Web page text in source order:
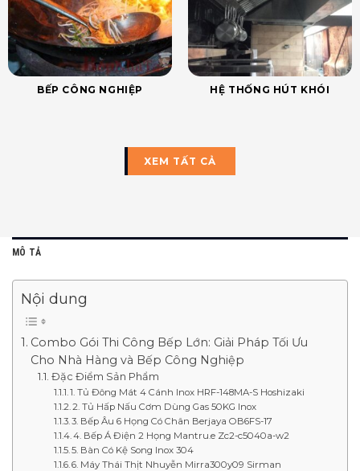
BẾP CÔNG NGHIỆP HỆ THỐNG HÚT KHÓI
XEM TẤT CẢ
MÔ TẢ
Nội dung
Combo Gói Thi Công Bếp Lớn: Giải Pháp Tối Ưu
Cho Nhà Hàng và Bếp Công Nghiệp
Đặc Điểm Sản Phẩm
1. Tủ Đông Mát 4 Cánh Inox HRF-148MA-S Hoshizaki
2. Tủ Hấp Nấu Cơm Dùng Gas 50KG Inox
3. Bếp Âu 6 Họng Có Chân Berjaya OB6FS-17
4. Bếp Á Điện 2 Họng Mantru.e Zc2-c5040a-w2
5. Bàn Có Kệ Song Inox 304
6. Máy Thái Thịt Nhuyễn Mirra300y09 Sirman